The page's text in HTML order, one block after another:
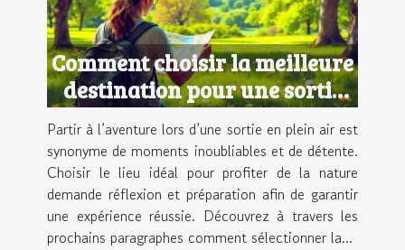
Comment choisir la meilleure
destination pour une sortie
en plein air ?
Partir à l’aventure lors d’une sortie en plein air est
synonyme de moments inoubliables et de détente.
Choisir le lieu idéal pour profiter de la nature
demande réflexion et préparation afin de garantir
une expérience réussie. Découvrez à travers les
prochains paragraphes comment sélectionner la...